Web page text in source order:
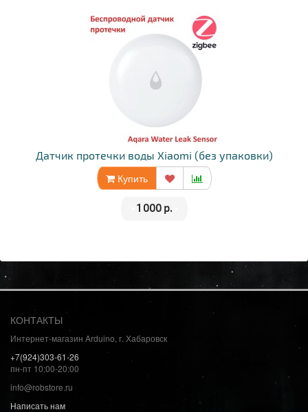
Датчик протечки воды Xiaomi (без упаковки)
Купить
1 000 р.
КОНТАКТЫ
Интернет-магазин Arduino, г. Хабаровск
+7(924)303-61-26
пн-пт 10:00-20:00
info@robstore.ru
Написать нам